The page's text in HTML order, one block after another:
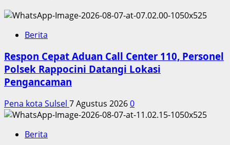
Berita
Respon Cepat Aduan Call Center 110, Personel
Polsek Rappocini Datangi Lokasi
Pengancaman
Pena kota Sulsel 7 Agustus 20260
Berita